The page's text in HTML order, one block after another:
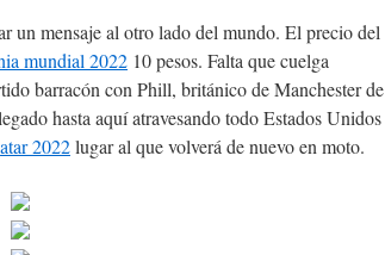
un mensaje al otro lado del mundo. El precio del
mundial 2022 10 pesos. Falta que cuelga
barracón con Phill, británico de Manchester de
hasta aquí atravesando todo Estados Unidos
2022lugar al que volverá de nuevo en moto.